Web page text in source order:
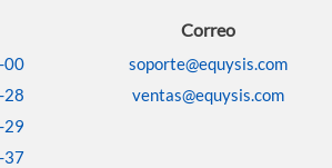
00
28
29
37
Correo
soporte@equysis.com
ventas@equysis.com